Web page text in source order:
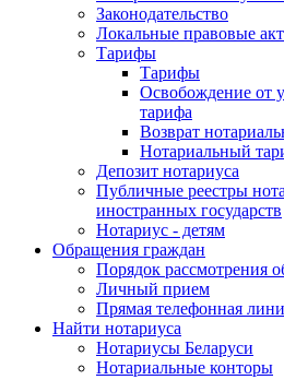
Законодательство
Локальные правовые
Тарифы
Тарифы
Освобождение от
тарифа
Возврат
Нотариальный
Депозит нотариуса
Публичные реестры
иностранных государств
Нотариус - детям
Обращения граждан
Порядок рассмотрения
Личный прием
Прямая телефонная
Найти нотариуса
Нотариусы Беларуси
Нотариальные конторы